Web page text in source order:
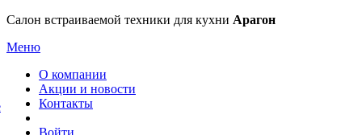
Салон встраиваемой техники для кухни Арагон
Меню
О компании
Акции и новости
Контакты
Войти